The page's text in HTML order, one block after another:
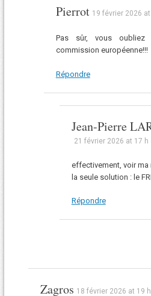
Pierrot 19 février 2026
Pas sûr, vous
commission européenne!!!
Répondre
Jean-Pierre
21 février 2026 at 17 h
effectivement, voir ma
la seule solution : le
Répondre
Zagros 18 février 2026 at 19